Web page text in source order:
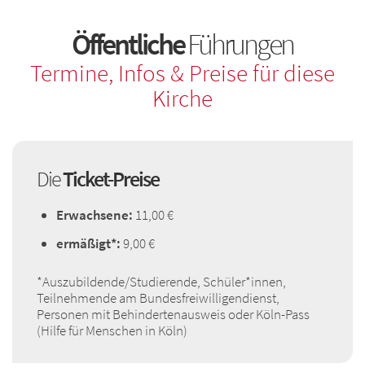
ÖffentlicheFührungen
Termine, Infos & Preise für diese
Kirche
DieTicket-Preise
Erwachsene: 11,00 €
ermäßigt*:9,00 €
*Auszubildende/Studierende, Schüler*innen,
Teilnehmende am Bundesfreiwilligendienst,
Personen mit Behindertenausweis oder Köln-Pass
(Hilfe für Menschen in Köln)